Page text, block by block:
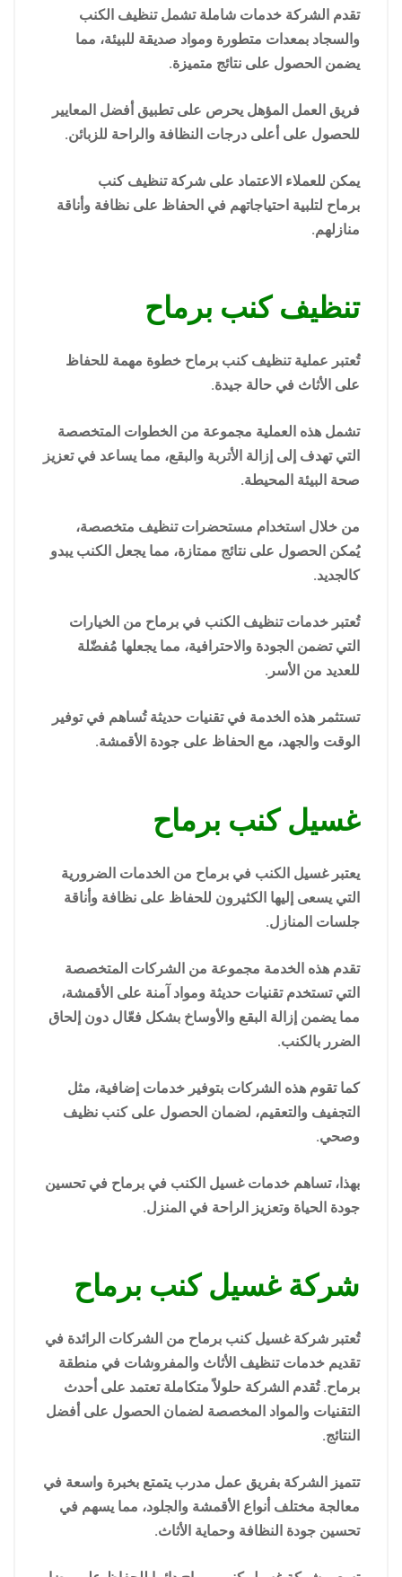
تقدم الشركة خدمات شاملة تشمل تنظيف الكنب
والسجاد بمعدات متطورة ومواد صديقة للبيئة، مما
يضمن الحصول على نتائج متميزة.
فريق العمل المؤهل يحرص على تطبيق أفضل المعايير
للحصول على أعلى درجات النظافة والراحة للزبائن.
يمكن للعملاء الاعتماد على شركة تنظيف كنب
برماح لتلبية احتياجاتهم في الحفاظ على نظافة وأناقة
منازلهم.
تنظيف كنب برماح
تُعتبر عملية تنظيف كنب برماح خطوة مهمة للحفاظ
على الأثاث في حالة جيدة.
تشمل هذه العملية مجموعة من الخطوات المتخصصة
التي تهدف إلى إزالة الأتربة والبقع، مما يساعد في تعزيز
صحة البيئة المحيطة.
من خلال استخدام مستحضرات تنظيف متخصصة،
يُمكن الحصول على نتائج ممتازة، مما يجعل الكنب يبدو
كالجديد.
تُعتبر خدمات تنظيف الكنب في برماح من الخيارات
التي تضمن الجودة والاحترافية، مما يجعلها مُفضّلة
للعديد من الأسر.
تستثمر هذه الخدمة في تقنيات حديثة تُساهم في توفير
الوقت والجهد، مع الحفاظ على جودة الأقمشة.
غسيل كنب برماح
يعتبر غسيل الكنب في برماح من الخدمات الضرورية
التي يسعى إليها الكثيرون للحفاظ على نظافة وأناقة
جلسات المنازل.
تقدم هذه الخدمة مجموعة من الشركات المتخصصة
التي تستخدم تقنيات حديثة ومواد آمنة على الأقمشة،
مما يضمن إزالة البقع والأوساخ بشكل فعّال دون إلحاق
الضرر بالكنب.
كما تقوم هذه الشركات بتوفير خدمات إضافية، مثل
التجفيف والتعقيم، لضمان الحصول على كنب نظيف
وصحي.
بهذا، تساهم خدمات غسيل الكنب في برماح في تحسين
جودة الحياة وتعزيز الراحة في المنزل.
شركة غسيل كنب برماح
تُعتبر شركة غسيل كنب برماح من الشركات الرائدة في
تقديم خدمات تنظيف الأثاث والمفروشات في منطقة
برماح. تُقدم الشركة حلولاً متكاملة تعتمد على أحدث
التقنيات والمواد المخصصة لضمان الحصول على أفضل
النتائج.
تتميز الشركة بفريق عمل مدرب يتمتع بخبرة واسعة في
معالجة مختلف أنواع الأقمشة والجلود، مما يسهم في
تحسين جودة النظافة وحماية الأثاث.